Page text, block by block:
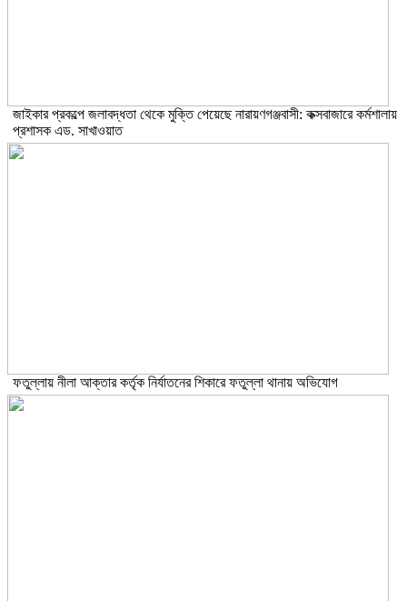
জাইকার প্রকল্পে জলাবদ্ধতা থেকে মুক্তি পেয়েছে নারায়ণগঞ্জবাসী: কক্সবাজারে কর্মশালায়
প্রশাসক এড. সাখাওয়াত
ফতুল্লায় নীলা আক্তার কর্তৃক নির্যাতনের শিকারে ফতুল্লা থানায় অভিযোগ